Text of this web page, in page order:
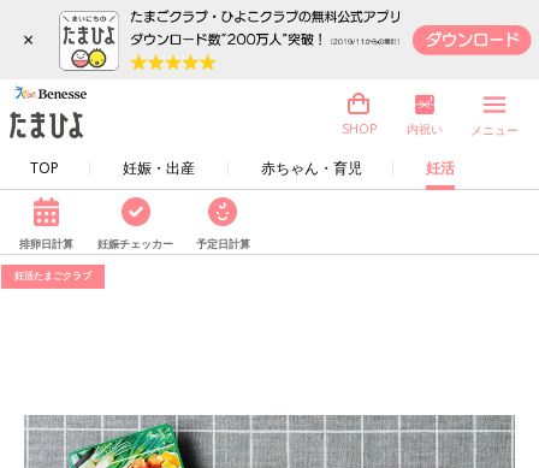
×
TOP 妊娠・出産 赤ちゃん・育児 妊活
SHOP 内祝い メニュー
排卵日計算 妊娠チェッカー 予定日計算
妊活たまごクラブ